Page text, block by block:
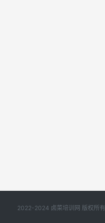
2022-2024 卤菜培训网 版权所有